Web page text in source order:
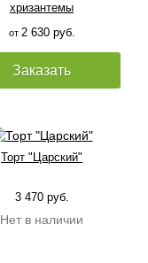
хризантемы
от 2 630 руб.
Заказать
Торт "Царский"
3 470 руб.
Нет в наличии